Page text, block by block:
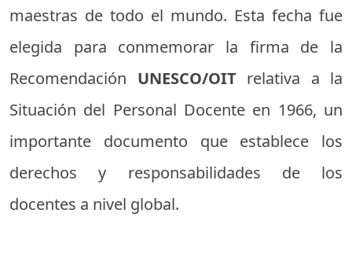
maestras de todo el mundo. Esta fecha fue
elegida para conmemorar la firma de la
Recomendación UNESCO/OITrelativa a la
Situación del Personal Docente en 1966, un
importante documento que establece los
derechos y responsabilidades de los
docentes a nivel global.